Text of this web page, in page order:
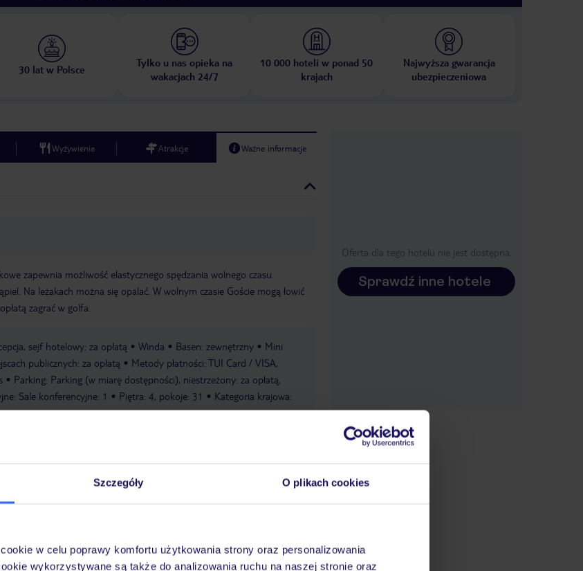
Szczegóły O plikach cookies
w celu poprawy komfortu użytkowania strony oraz personalizowania
wykorzystywane są także do analizowania ruchu na naszej stronie oraz
30 lat w Polsce
Tylko u nas opieka na
wakacjach 24/7
10 000 hoteli w ponad 50
krajach
Najwyższa gwarancja
ubezpieczeniowa
Wyżywienie Atrakcje Ważne informacje
zapewnia możliwość elastycznego spędzania wolnego czasu.
Na leżakach można się opalać. W wolnym czasie Goście mogą łowić
zagrać w golfa.
sejf hotelowy: za opłatą Winda Basen: zewnętrzny
Mini
publicznych: za opłatą
Metody płatności: TUI Card / VISA,
Parking: Parking (w miarę dostępności), niestrzeżony: za opłatą,
Sale konferencyjne: 1 Piętra: 4, pokoje: 31
Kategoria krajowa:
serwisie myTUI. W aplikacji TUI znajdą Państwo mnóstwo przydatnych
i miejsca wypoczynku. Za jej pośrednictwem można rezerwować
Państwo naszej pomocy TUI podczas wypoczynku, jesteśmy
Oferta dla tego hotelu nie jest dostępna.
Sprawdź inne hotele